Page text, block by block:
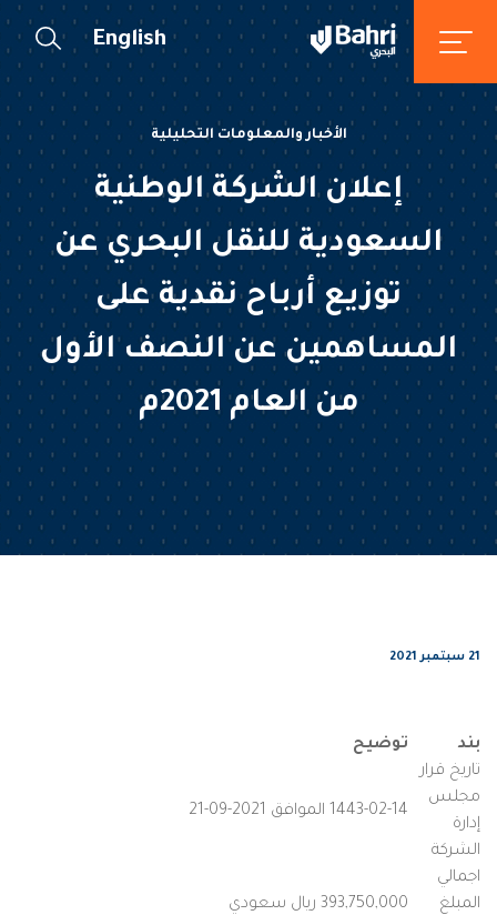
English
الأخبار والمعلومات التحليلية
إعلان الشركة الوطنية
السعودية للنقل البحري عن
توزيع أرباح نقدية على
المساهمين عن النصف الأول
من العام 2021م
21 سبتمبر 2021
بند
توضيح
تاريخ قرار
مجلس
إدارة
الشركة
1443-02-14 الموافق 2021-09-21
اجمالي
المبلغ
393,750,000 ريال سعودي